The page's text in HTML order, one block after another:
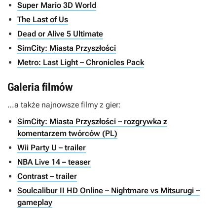
Super Mario 3D World
The Last of Us
Dead or Alive 5 Ultimate
SimCity: Miasta Przyszłości
Metro: Last Light – Chronicles Pack
Galeria filmów
…a także najnowsze filmy z gier:
SimCity: Miasta Przyszłości – rozgrywka z
komentarzem twórców (PL)
Wii Party U – trailer
NBA Live 14 – teaser
Contrast – trailer
Soulcalibur II HD Online – Nightmare vs Mitsurugi –
gameplay